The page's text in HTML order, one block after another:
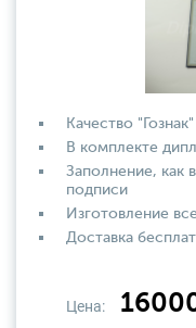
Качество "Гознак"
В комплекте
Заполнение, как
подписи
Изготовление
Доставка
Цена: